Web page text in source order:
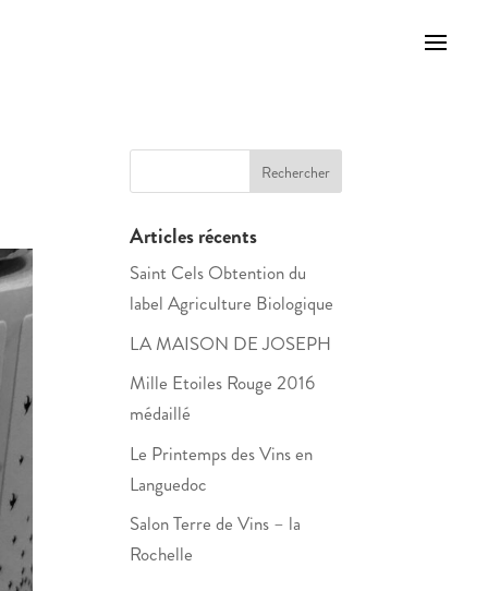
Articles récents
Saint Cels Obtention du
label Agriculture Biologique
LA MAISON DE JOSEPH
Mille Etoiles Rouge 2016
médaillé
Le Printemps des Vins en
Languedoc
Salon Terre de Vins – la
Rochelle